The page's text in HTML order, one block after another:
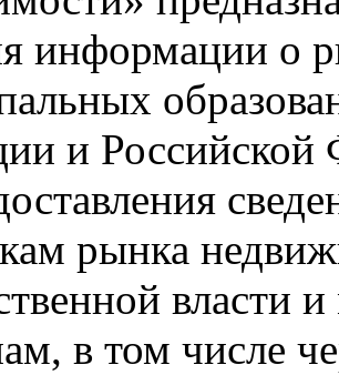
информации о
и Российской
рынка
власти
в том числе